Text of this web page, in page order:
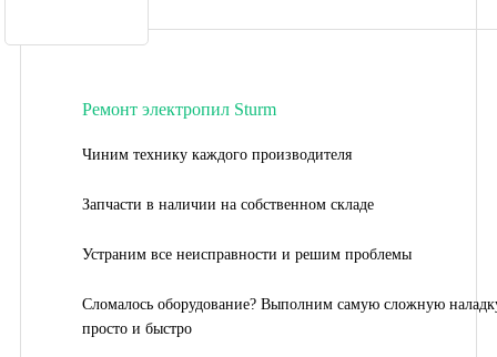
Ремонт электропил Sturm
Чиним технику каждого производителя
Запчасти в наличии на собственном складе
Устраним все неисправности и решим проблемы
Сломалось оборудование? Выполним самую сложную
просто и быстро